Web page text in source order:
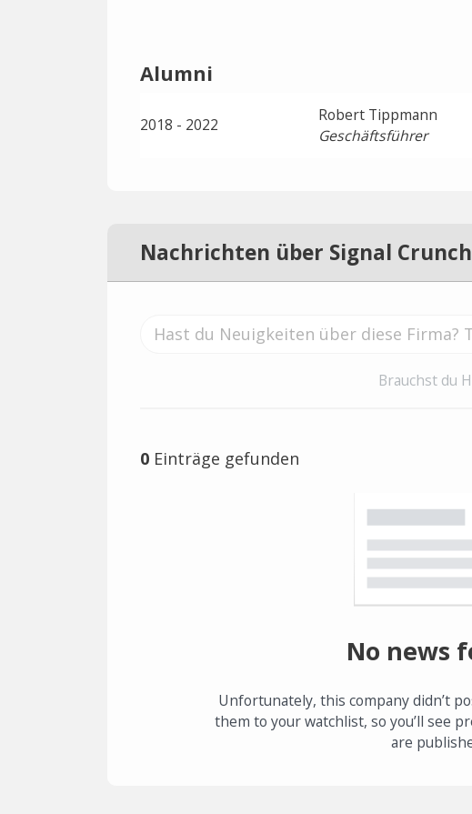
Alumni
2018 - 2022
Robert Tippmann
Geschäftsführer
Nachrichten über Signal
Brauchst du
0 Einträge gefunden
No news
Unfortunately, this company didn’t
them to your watchlist, so you’ll see
are